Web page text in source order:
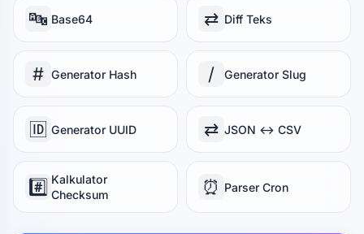
🔤 Base64 ⇄ Diff Teks
# Generator Hash / Generator Slug
🆔 Generator UUID ⇄ JSON ↔ CSV
#️⃣ Kalkulator
Checksum
⏰ Parser Cron